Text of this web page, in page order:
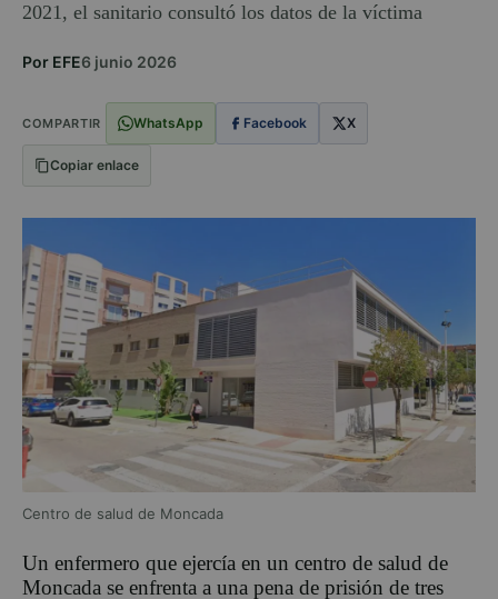
2021, el sanitario consultó los datos de la víctima
Por EFE6 junio 2026
COMPARTIR WhatsApp Facebook X
Copiar enlace
Centro de salud de Moncada
Un enfermero que ejercía en un centro de salud de
Moncada se enfrenta a una pena de prisión de tres